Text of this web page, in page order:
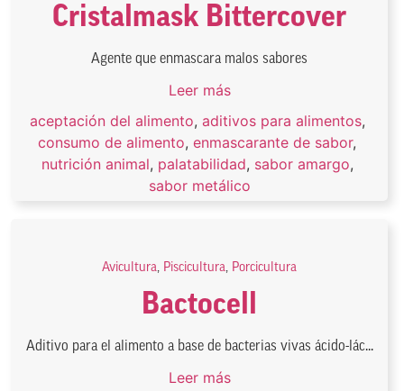
Cristalmask Bittercover
Agente que enmascara malos sabores
Leer más
aceptación del alimento, aditivos para alimentos,
consumo de alimento, enmascarante de sabor,
nutrición animal, palatabilidad, sabor amargo,
sabor metálico
Avicultura, Piscicultura, Porcicultura
Bactocell
Aditivo para el alimento a base de bacterias vivas ácido-lác...
Leer más